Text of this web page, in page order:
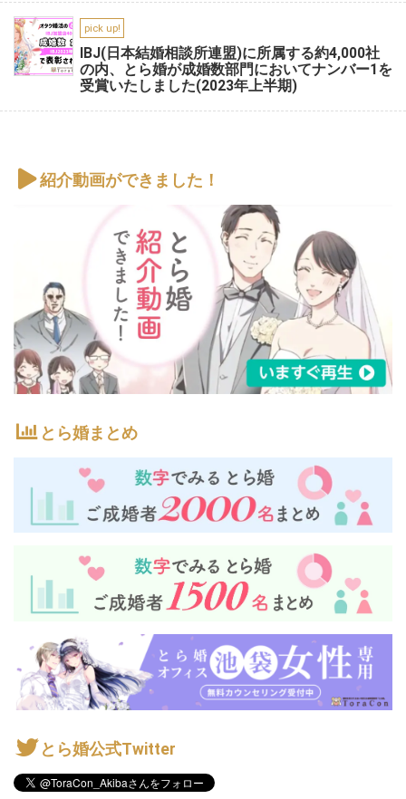
pick up!
IBJ(日本結婚相談所連盟)に所属する約4,000社
の内、とら婚が成婚数部門においてナンバー1を
受賞いたしました(2023年上半期)
紹介動画ができました！
とら婚まとめ
とら婚公式Twitter